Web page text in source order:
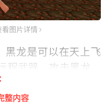
图片详情
黑龙是可以在天上飞
程武器，攻击黑龙。
只有木质短弓。所以
远程武器击杀黑龙，
整内容